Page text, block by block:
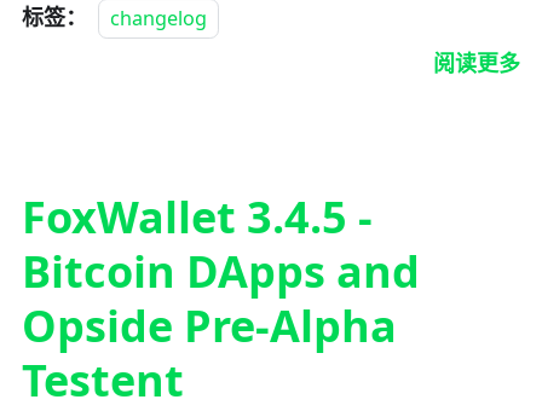
标签： changelog
阅读更多
FoxWallet 3.4.5 -
Bitcoin DApps and
Opside Pre-Alpha
Testent